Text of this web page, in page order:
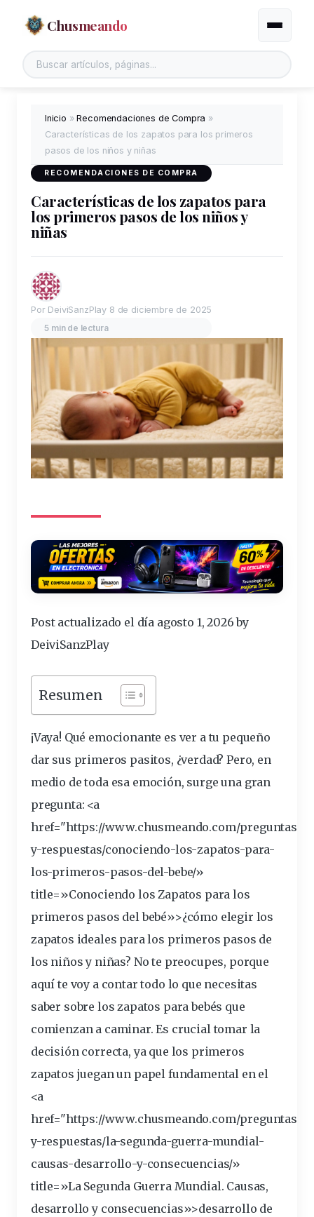
Chusmeando Alternar
Inicio »Recomendaciones de Compra »
Características de los zapatos para los primeros
pasos de los niños y niñas
RECOMENDACIONES DE COMPRA
Características de los zapatos para
los primeros pasos de los niños y
niñas
Por DeiviSanzPlay 8 de diciembre de 2025
5 min de lectura
Post actualizado el día agosto 1, 2026 by
DeiviSanzPlay
Resumen
¡Vaya! Qué emocionante es ver a tu pequeño
dar sus primeros pasitos, ¿verdad? Pero, en
medio de toda esa emoción, surge una gran
pregunta: <a
href="https://www.chusmeando.com/preguntas-
y-respuestas/conociendo-los-zapatos-para-
los-primeros-pasos-del-bebe/»
title=»Conociendo los Zapatos para los
primeros pasos del bebé»>¿cómo elegir los
zapatos ideales para los primeros pasos de
los niñosy niñas? No te preocupes, porque
aquí te voy a contar todo lo que necesitas
saber sobre loszapatos parabebés que
comienzan a caminar. Es crucialtomar la
decisión correcta, ya que los primeros
zapatos juegan un papel fundamental en el
<a
href="https://www.chusmeando.com/preguntas-
y-respuestas/la-segunda-guerra-mundial-
causas-desarrollo-y-consecuencias/»
title=»La Segunda Guerra Mundial. Causas,
desarrollo y consecuencias»>desarrollo de